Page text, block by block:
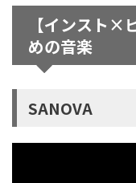
【インスト×
めの音楽
SANOVA